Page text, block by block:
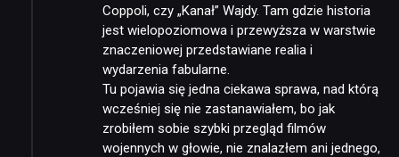
Coppoli, czy „Kanał” Wajdy. Tam gdzie historia
jest wielopoziomowa i przewyższa w warstwie
znaczeniowej przedstawiane realia i
wydarzenia fabularne.
Tu pojawia się jedna ciekawa sprawa, nad którą
wcześniej się nie zastanawiałem, bo jak
zrobiłem sobie szybki przegląd filmów
wojennych w głowie, nie znalazłem ani jednego,